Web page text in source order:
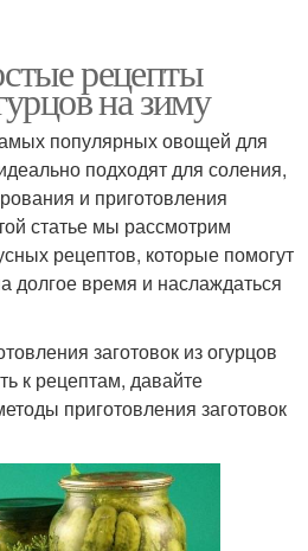
Огурцы в горчичной
заливке
Горчицы для
консервирования
Резаные огурцы
Горчицы на зиму
рецепты
на зиму
популярных овощей для
подходят для соления,
и приготовления
статье мы рассмотрим
рецептов, которые помогут
долгое время и наслаждаться
заготовок из огурцов
к рецептам, давайте
приготовления заготовок